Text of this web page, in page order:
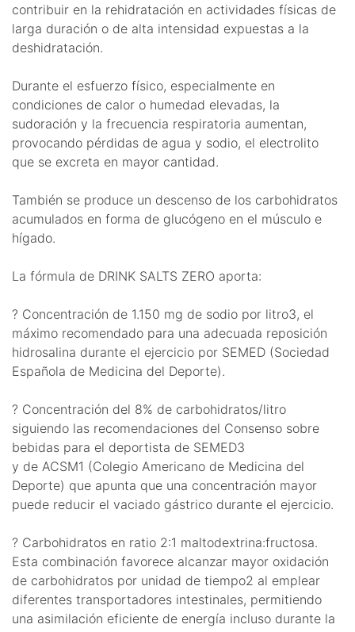
contribuir en la rehidratación en actividades físicas de
larga duración o de alta intensidad expuestas a la
deshidratación.
Durante el esfuerzo físico, especialmente en
condiciones de calor o humedad elevadas, la
sudoración y la frecuencia respiratoria aumentan,
provocando pérdidas de agua y sodio, el electrolito
que se excreta en mayor cantidad.
También se produce un descenso de los carbohidratos
acumulados en forma de glucógeno en el músculo e
hígado.
La fórmula de DRINK SALTS ZERO aporta:
? Concentración de 1.150 mg de sodio por litro3, el
máximo recomendado para una adecuada reposición
hidrosalina durante el ejercicio por SEMED (Sociedad
Española de Medicina del Deporte).
? Concentración del 8% de carbohidratos/litro
siguiendo las recomendaciones del Consenso sobre
bebidas para el deportista de SEMED3
y de ACSM1 (Colegio Americano de Medicina del
Deporte) que apunta que una concentración mayor
puede reducir el vaciado gástrico durante el ejercicio.
? Carbohidratos en ratio 2:1 maltodextrina:fructosa.
Esta combinación favorece alcanzar mayor oxidación
de carbohidratos por unidad de tiempo2 al emplear
diferentes transportadores intestinales, permitiendo
una asimilación eficiente de energía incluso durante la